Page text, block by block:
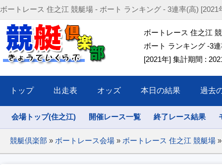
ボートレース 住之江 競艇場 - ボート ランキング - 3連率(高) [2021
ボートレース 住之江
ボート ランキング -3
[2021年] 集計期間 :
トップ 出走表 オッズ 本日の結果 過去
会場トップ(住之江) 開催レース一覧 終了レース結果
競艇倶楽部 » ボートレース会場 » ボートレース 住之江 競艇場 »